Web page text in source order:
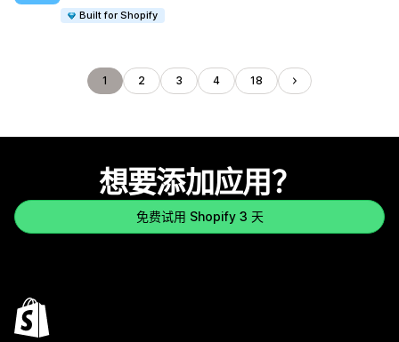
Built for Shopify
1 2 3 4 18
想要添加应用？
免费试用 Shopify 3 天